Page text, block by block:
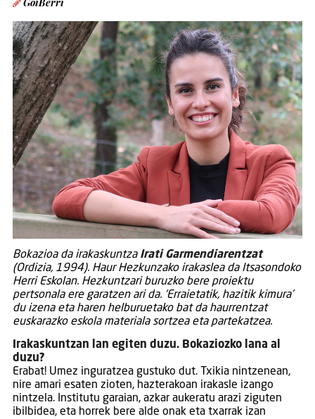
Bokazioa da irakaskuntza Irati Garmendiarentzat
(Ordizia, 1994). Haur Hezkunzako irakaslea da Itsasondoko
Herri Eskolan. Hezkuntzari buruzko bere proiektu
pertsonala ere garatzen ari da. ‘Erraietatik, hazitik kimura’
du izena eta haren helburuetako bat da haurrentzat
euskarazko eskola materiala sortzea eta partekatzea.
Irakaskuntzan lan egiten duzu. Bokaziozko lana al
duzu?
Erabat! Umez inguratzea gustuko dut. Txikia nintzenean,
nire amari esaten zioten, hazterakoan irakasle izango
nintzela. Institutu garaian, azkar aukeratu arazi ziguten
ibilbidea, eta horrek bere alde onak eta txarrak izan